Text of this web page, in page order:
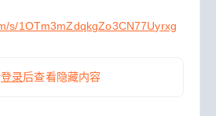
s/1OTm3mZdqkgZo3CN77Uyrxg
登录后查看隐藏内容